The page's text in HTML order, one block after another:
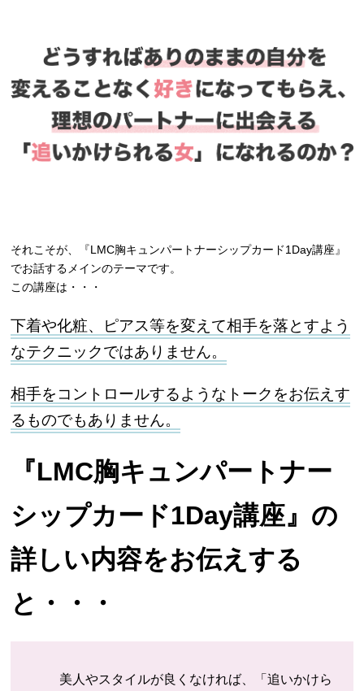
それこそが、『LMC胸キュンパートナーシップカード1Day講座』
でお話するメインのテーマです。
この講座は・・・
下着や化粧、ピアス等を変えて相手を落とすよう
なテクニックではありません。
相手をコントロールするようなトークをお伝えす
るものでもありません。
『LMC胸キュンパートナー
シップカード1Day講座』の
詳しい内容をお伝えする
と・・・
美人やスタイルが良くなければ、「追いかけら